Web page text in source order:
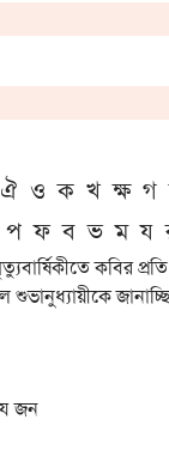
ঐ ও ক খ ক্ষ গ
প ফ ব ভ ম য
কবির প্রতি
জন